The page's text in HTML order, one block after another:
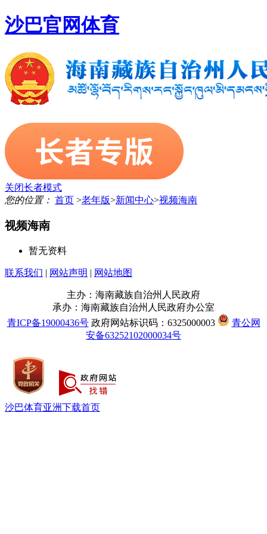
沙巴官网体育
关闭长者模式
您的位置： 首页 >老年版>新闻中心>视频海南
视频海南
暂无资料
联系我们 | 网站声明 | 网站地图
主办：海南藏族自治州人民政府
承办：海南藏族自治州人民政府办公室
青ICP备19000436号政府网站标识码：6325000003
青公网
安备63252102000034号
沙巴体育亚洲下载首页